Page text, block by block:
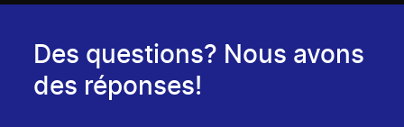
Des questions? Nous avons
des réponses!